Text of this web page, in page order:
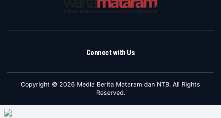
Connect with Us
Copyright © 2026 Media Berita Mataram dan NTB. All Rights
Reserved.